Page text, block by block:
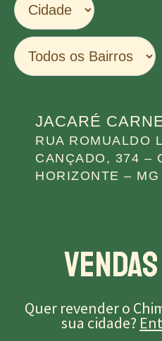
JACARÉ
RUA ROMUALDO
CANÇADO, 374 –
HORIZONTE – MG
Quer revender o
sua cidade?